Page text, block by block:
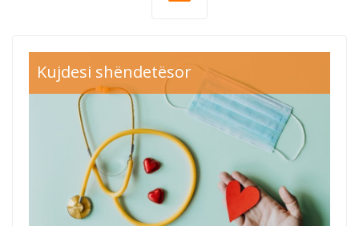
covid-19-
donations-
philanthrophy.jpg
Kujdesi shëndetësor